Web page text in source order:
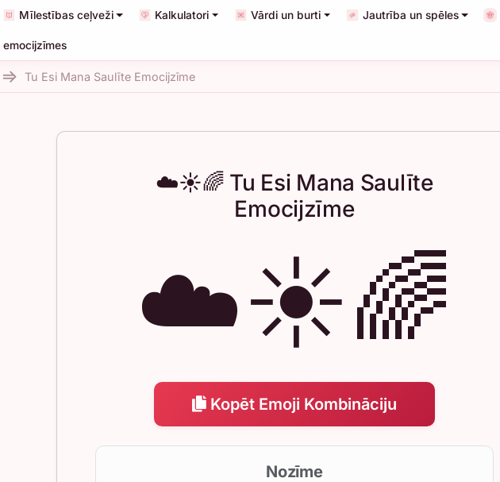
Mīlestības ceļveži Kalkulatori Vārdi un burti Jautrība un spēles
Tu Esi Mana Saulīte Emocijzīme
☁️☀️🌈 Tu Esi Mana Saulīte
Emocijzīme
☁️☀️🌈
Kopēt Emoji Kombināciju
Nozīme